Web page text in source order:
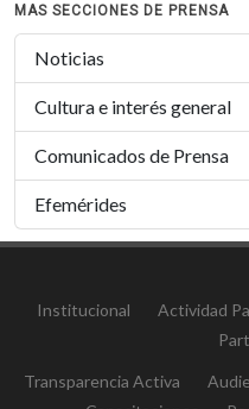
MAS SECCIONES DE PRENSA
Noticias
Cultura e interés general
Comunicados de Prensa
Efemérides
Institucional Actividad
Transparencia Activa